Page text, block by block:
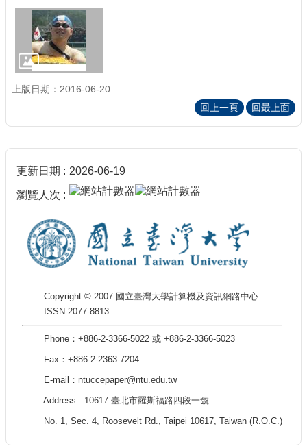
上版日期：2016-06-20
回上一頁
回最上面
更新日期 2026-06-19
瀏覽人次
Copyright © 2007 國立臺灣大學計算機及資訊網路中心
ISSN 2077-8813
Phone：+886-2-3366-5022 或 +886-2-3366-5023
Fax：+886-2-2363-7204
E-mail：ntuccepaper@ntu.edu.tw
Address : 10617 臺北市羅斯福路四段一號
No. 1, Sec. 4, Roosevelt Rd., Taipei 10617, Taiwan (R.O.C.)